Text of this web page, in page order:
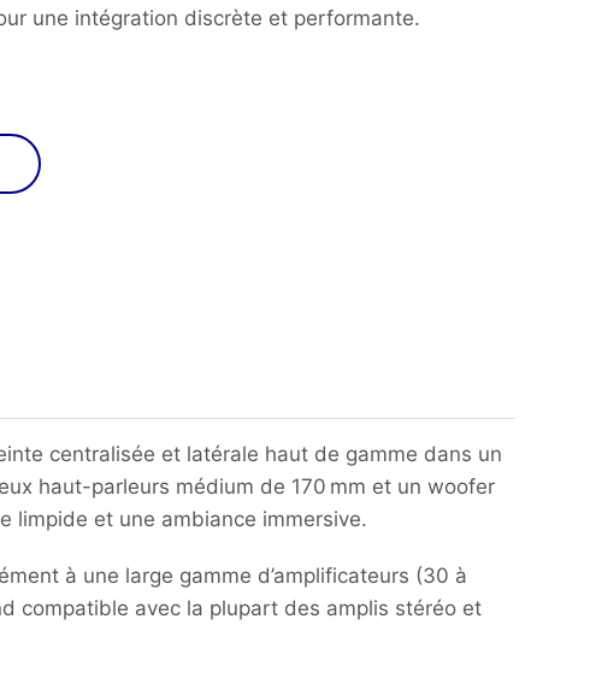
une intégration discrète et performante.
centralisée et latérale haut de gamme dans un
haut-parleurs médium de 170 mm et un woofer
limpide et une ambiance immersive.
à une large gamme d’amplificateurs (30 à
compatible avec la plupart des amplis stéréo et